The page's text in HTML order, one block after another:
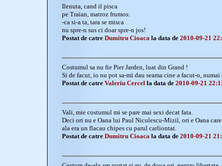
Ilenuta, cand il pisca
pe Traian, matroz frumos:
-ca si-a ta, tara se misca
nu spre-n sus ci doar spre-n jos!
Postat de catre Dumitru Cioaca la data de 2010-09-21
Costumul sa nu fie Pier Jarden, luat din Grand !
Si de facut, io nu pot sa-mi dau seama cine a facut-o,
Postat de catre Valeriu Cercel la data de 2010-09-21
Vali, mie costumul mi se pare mai sexi decat fata.
Deci ori nu e Oana lui Paul Niculescu-Mizil, ori e Oana
ala era un flacau chipes cu parul carliontat.
Postat de catre Dumitru Cioaca la data de 2010-09-21